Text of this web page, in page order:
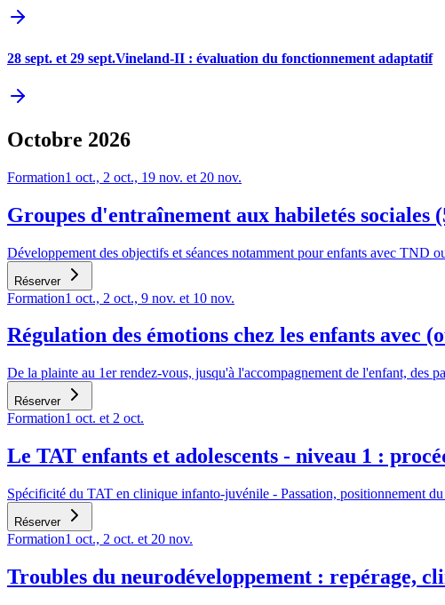
28 sept. et 29 sept.Vineland-II : évaluation du fonctionnement adaptatif
Octobre 2026
Formation1 oct., 2 oct., 19 nov. et 20 nov.
Groupes d'entraînement aux habiletés sociales
Développement des objectifs et séances notamment pour enfants avec TND
Réserver
Formation1 oct., 2 oct., 9 nov. et 10 nov.
Régulation des émotions chez les enfants avec
De la plainte au 1er rendez-vous, jusqu'à l'accompagnement de l'enfant, des
Réserver
Formation1 oct. et 2 oct.
Le TAT enfants et adolescents - niveau 1 :
Spécificité du TAT en clinique infanto-juvénile - Passation, positionnement
Réserver
Formation1 oct., 2 oct. et 20 nov.
Troubles du neurodéveloppement : repérage,